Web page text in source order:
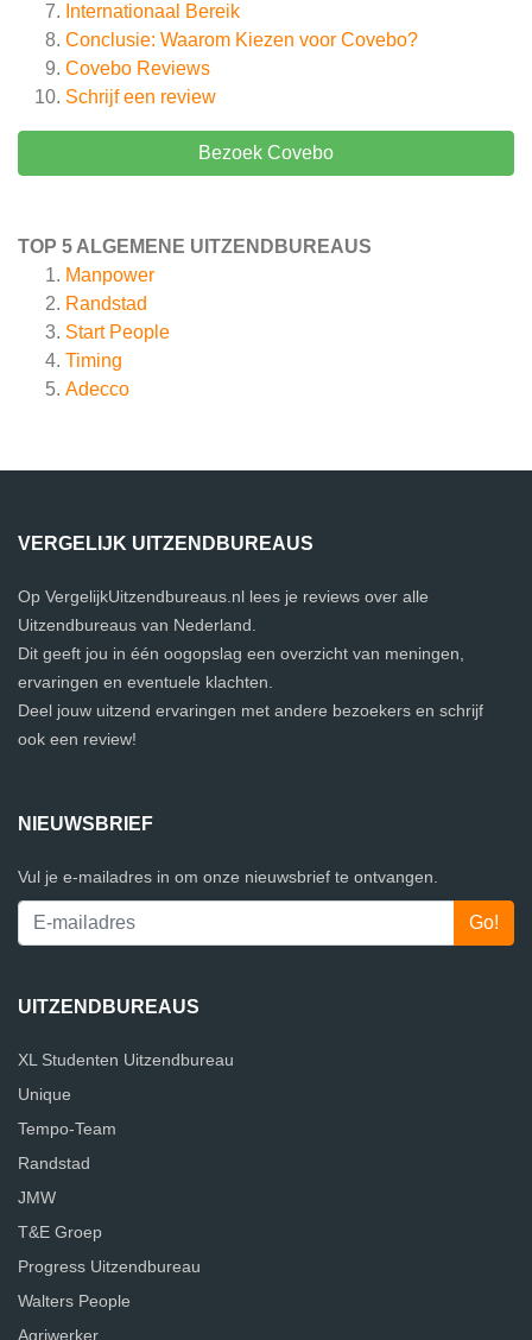
Internationaal Bereik
Conclusie: Waarom Kiezen voor Covebo?
Covebo Reviews
Schrijf een review
Bezoek Covebo
TOP 5 ALGEMENE UITZENDBUREAUS
Manpower
Randstad
Start People
Timing
Adecco
VERGELIJK UITZENDBUREAUS
Op VergelijkUitzendbureaus.nl lees je reviews over alle
Uitzendbureaus van Nederland.
Dit geeft jou in één oogopslag een overzicht van meningen,
ervaringen en eventuele klachten.
Deel jouw uitzend ervaringen met andere bezoekers en schrijf
ook een review!
NIEUWSBRIEF
Vul je e-mailadres in om onze nieuwsbrief te ontvangen.
UITZENDBUREAUS
XL Studenten Uitzendbureau
Unique
Tempo-Team
Randstad
JMW
T&E Groep
Progress Uitzendbureau
Walters People
Agriwerker